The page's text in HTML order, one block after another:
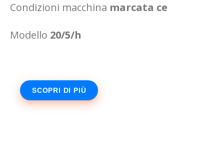
Condizioni macchina marcata ce
Modello 20/5/h
SCOPRI DI PIÙ